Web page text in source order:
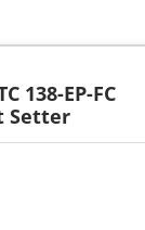
138-EP-FC
Setter